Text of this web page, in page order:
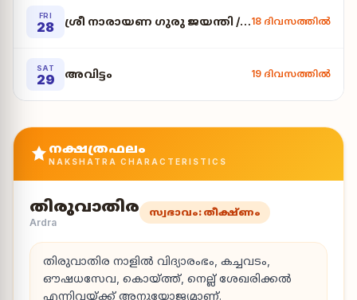
FRI
28 ശ്രീ നാരായണ ഗുരു ജയന്തി / അയ്യൻകാളി
18 ദിവസത്തിൽ
SAT
29 അവിട്ടം 19 ദിവസത്തിൽ
നക്ഷത്രഫലം
NAKSHATRA CHARACTERISTICS
തിരുവാതിര
Ardra
സ്വഭാവം: തീക്ഷ്ണം
തിരുവാതിര നാളിൽ വിദ്യാരംഭം, കച്ചവടം,
ഔഷധസേവ, കൊയ്ത്ത്, നെല്ല് ശേഖരിക്കൽ
എന്നിവയ്ക്ക് അനുയോജ്യമാണ്.